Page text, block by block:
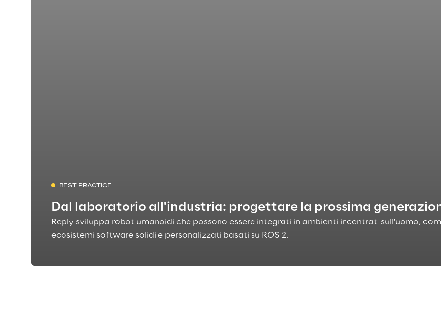
BEST PRACTICE
Dal laboratorio all'industria: progettare la prossima
Reply sviluppa robot umanoidi che possono essere integrati in ambienti incentrati sull'uomo,
ecosistemi software solidi e personalizzati basati su ROS 2.